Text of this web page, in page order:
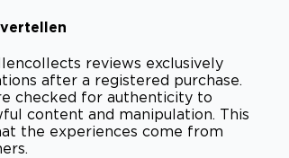
collects reviews exclusively
after a registered purchase.
checked for authenticity to
content and manipulation. This
the experiences come from